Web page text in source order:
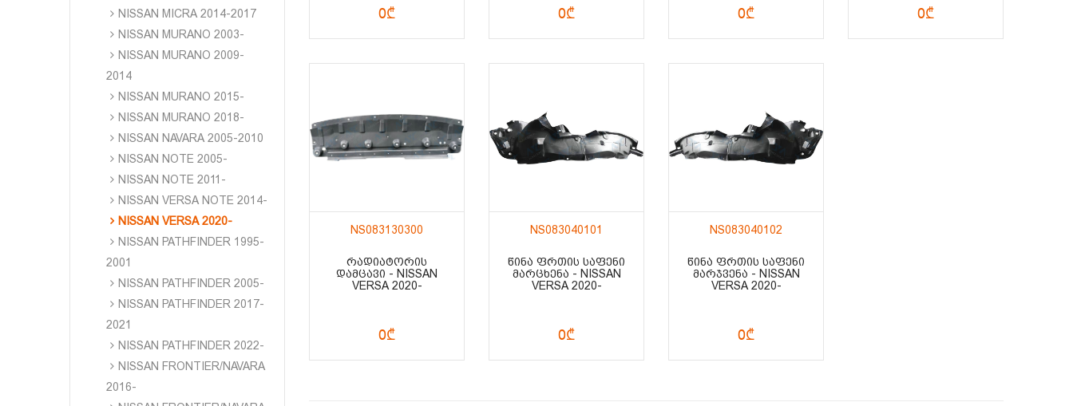
NISSAN MICRA 2014-2017
NISSAN MURANO 2003-
NISSAN MURANO 2009-
2014
NISSAN MURANO 2015-
NISSAN MURANO 2018-
NISSAN NAVARA 2005-2010
NISSAN NOTE 2005-
NISSAN NOTE 2011-
NISSAN VERSA NOTE 2014-
NISSAN VERSA 2020-
NISSAN PATHFINDER 1995-
2001
NISSAN PATHFINDER 2005-
NISSAN PATHFINDER 2017-
2021
NISSAN PATHFINDER 2022-
NISSAN FRONTIER/NAVARA
2016-
0₾ 0₾ 0₾ 0₾
NS083130300
ᲠᲐᲓᲘᲐᲢᲝᲠᲘᲡ
ᲓᲐᲛᲪᲐᲕᲘ - NISSAN
VERSA 2020-
0₾
NS083040101
ᲬᲘᲜᲐ ᲤᲠᲗᲘᲡ ᲡᲐᲤᲔᲜᲘ
ᲛᲐᲠᲪᲮᲔᲜᲐ - NISSAN
VERSA 2020-
0₾
NS083040102
ᲬᲘᲜᲐ ᲤᲠᲗᲘᲡ ᲡᲐᲤᲔᲜᲘ
ᲛᲐᲠᲯᲕᲔᲜᲐ - NISSAN
VERSA 2020-
0₾